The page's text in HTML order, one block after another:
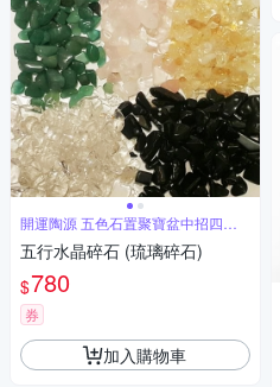
開運陶源 五色石置聚寶盆中招四方
財
五行水晶碎石 (琉璃碎石)
$780
券
加入購物車